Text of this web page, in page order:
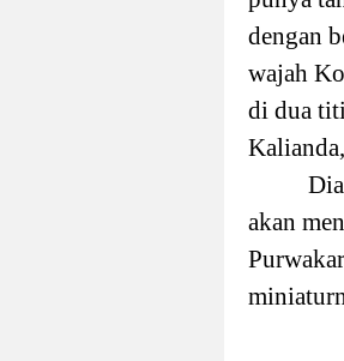
dengan
wajah
di dua
akan